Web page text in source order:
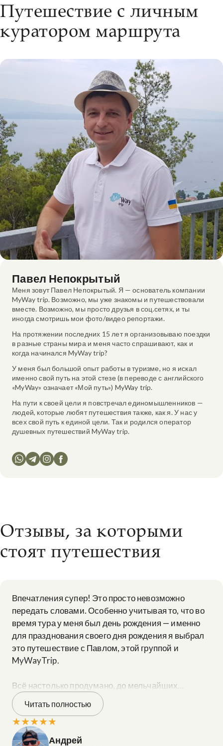
Путешествие с личным
куратором маршрута
Павел Непокрытый
Меня зовут Павел Непокрытый. Я — основатель компании
MyWay trip. Возможно, мы уже знакомы и путешествовали
вместе. Возможно, мы просто друзья в соц.сетях, и ты
иногда смотришь мои фото/видео репортажи.
На протяжении последних 15 лет я организовываю поездки
в разные страны мира и меня часто спрашивают, как и
когда начинался MyWay trip?
У меня был большой опыт работы в туризме, но я искал
именно свой путь на этой стезе (в переводе с английского
«MyWay» означает «Мой путь») MyWay trip.
На пути к своей цели я повстречал единомышленников —
людей, которые любят путешествия также, как я. У нас у
всех свой путь к единой цели. Так и родился оператор
душевных путешествий MyWay trip.
Отзывы, за которыми
стоят путешествия
Впечатления супер! Это просто невозможно
передать словами. Особенно учитывая то, что во
время тура у меня был день рождения — именно
для празднования своего дня рождения я выбрал
это путешествие с Павлом, этой группой и
MyWayTrip.
Всё настолько продумано, до мельчайших
деталей. Это именно тот тип отдыха, когда хочется
просто отключить мозг от будничности, ни о чём
не думать и наслаждаться этими пейзажами. Что
касается соотношения цены и качества — тут даже
Читать полностью
★★★★★
Андрей